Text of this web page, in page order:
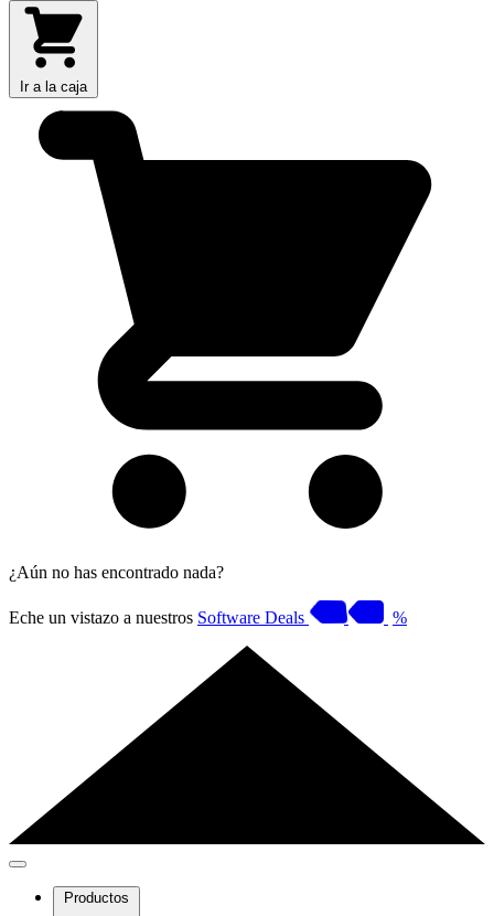
Ir a la caja
¿Aún no has encontrado nada?
Eche un vistazo a nuestros Software Deals %
Productos